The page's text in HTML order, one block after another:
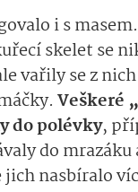
i s
skelet se
vařily se z
Veškeré
do polévky,
do
jich nasbíralo